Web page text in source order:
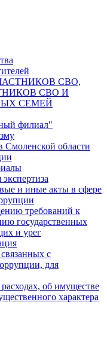
СВО,
СВО И
СЕМЕЙ
филиал"
области
и иные акты в сфере
требований к
государственных
и урег
с
для
об имуществе
характера